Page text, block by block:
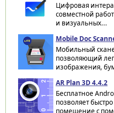
Цифровая
совместной
и визуальных...
Mobile Doc
Мобильный
позволяющий
изображения,
AR Plan 3D 4.4.2
Бесплатное
позволяет
помещение с